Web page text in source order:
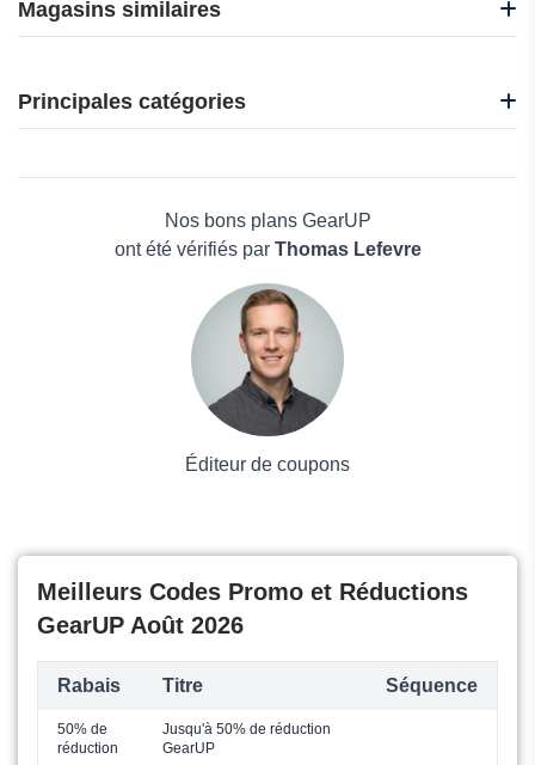
Magasins similaires
EasySMX
Gamivo
Kendama France
Principales catégories
Maison & Jardin
Boissons
Nos bons plans GearUP
ont été vérifiés par Thomas Lefevre
Éditeur de coupons
Meilleurs Codes Promo et Réductions
GearUP Août 2026
Rabais Titre Séquence
50% de
réduction
Jusqu'à 50% de réduction
GearUP